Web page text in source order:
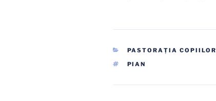
CATEGORII
PASTORAŢIA COPIILOR
ETICHETE
PIAN